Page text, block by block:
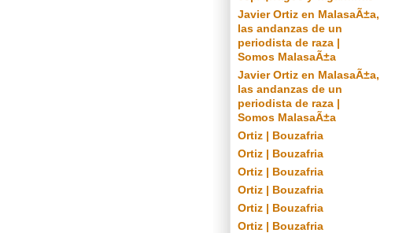
Javier Ortiz en MalasaÃ±a,
las andanzas de un
periodista de raza |
Somos MalasaÃ±a
Javier Ortiz en MalasaÃ±a,
las andanzas de un
periodista de raza |
Somos MalasaÃ±a
Ortiz | Bouzafria
Ortiz | Bouzafria
Ortiz | Bouzafria
Ortiz | Bouzafria
Ortiz | Bouzafria
Ortiz | Bouzafria